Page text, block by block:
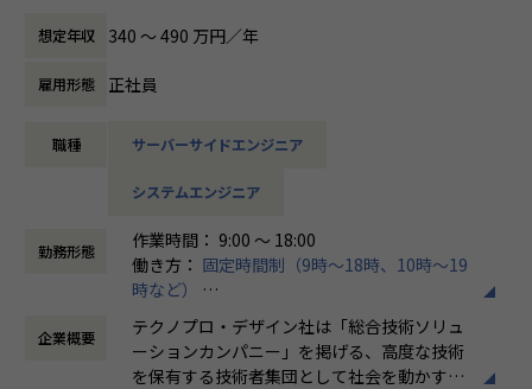
当社は「メーカー」や「自治体」を主要顧客としており、メ
ーカー向けWEBシステムや行政向け総合システムといった、
専門システムを取り扱うことが多くあります。
ジニアとしてのご活躍を期待し、入社後約3か月間の研修に
プログラミングの基礎から、システム開発演習まで
■研修期間：約3ヵ月
基礎知識
Javaプログラミング
想定年収 340 〜 490 万円／年
雇用形態 正社員
職種 サーバーサイドエンジニア
システムエンジニア
勤務形態
作業時間： 9:00 ～ 18:00
働き方： 固定時間制（9時～18時、10時～19
時など）
時間外労働の有無： 有（月平均20時間）
休憩時間： 60分
企業概要
テクノプロ・デザイン社は「総合技術ソリュ
ーションカンパニー」を掲げる、高度な技術
を保有する技術者集団として社会を動かすこ